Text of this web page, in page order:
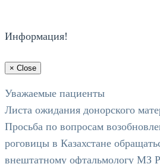
Информация!
× Close
Уважаемые пациенты
Листа ожидания донорского
Просьба по вопросам
роговицы в Казахстане
внештатному офтальмологу МЗ